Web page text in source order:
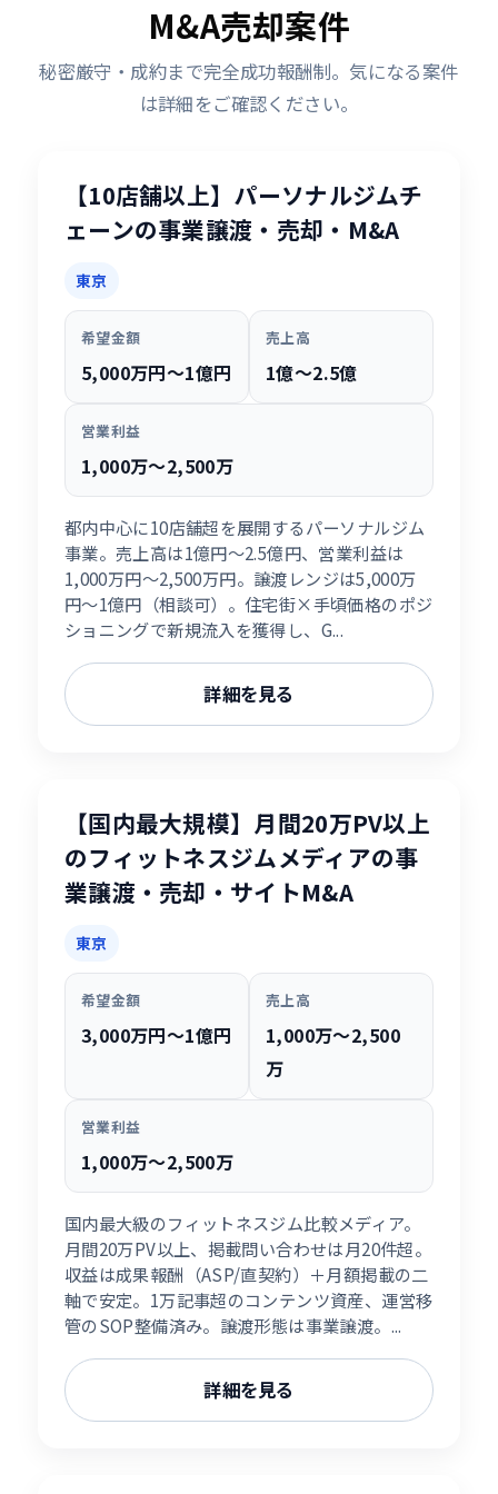
M&A売却案件
秘密厳守・成約まで完全成功報酬制。気になる案件
は詳細をご確認ください。
【10店舗以上】パーソナルジムチ
ェーンの事業譲渡・売却・M&A
東京
希望金額
5,000万円〜1億円
売上高
1億〜2.5億
営業利益
1,000万〜2,500万
都内中心に10店舗超を展開するパーソナルジム
事業。売上高は1億円〜2.5億円、営業利益は
1,000万円〜2,500万円。譲渡レンジは5,000万
円〜1億円（相談可）。住宅街×手頃価格のポジ
ショニングで新規流入を獲得し、G...
詳細を見る
【国内最大規模】月間20万PV以上
のフィットネスジムメディアの事
業譲渡・売却・サイトM&A
東京
希望金額
3,000万円〜1億円
売上高
1,000万〜2,500
万
営業利益
1,000万〜2,500万
国内最大級のフィットネスジム比較メディア。
月間20万PV以上、掲載問い合わせは月20件超。
収益は成果報酬（ASP/直契約）＋月額掲載の二
軸で安定。1万記事超のコンテンツ資産、運営移
管のSOP整備済み。譲渡形態は事業譲渡。...
詳細を見る